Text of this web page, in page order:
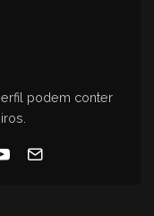
podem conter